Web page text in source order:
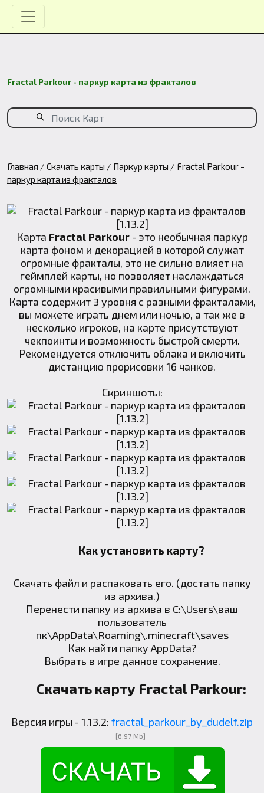
Fractal Parkour - паркур карта из фракталов
Главная Скачать карты Паркур карты
Fractal Parkour -
паркур карта из фракталов
Карта Fractal Parkour- это необычная паркур
карта фоном и декорацией в которой служат
огромные фракталы, это не сильно влияет на
геймплей карты, но позволяет наслаждаться
огромными красивыми правильными фигурами.
Карта содержит 3 уровня с разными фракталами,
вы можете играть днем или ночью, а так же в
несколько игроков, на карте присутствуют
чекпоинты и возможность быстрой смерти.
Рекомендуется отключить облака и включить
дистанцию прорисовки 16 чанков.
Скриншоты:
Как установить карту?
Скачать файл и распаковать его. (достать папку
из архива.)
Перенести папку из архива в C:\Users\ваш
пользователь
пк\AppData\Roaming\.minecraft\saves
Как найти папку AppData?
Выбрать в игре данное сохранение.
Скачать карту Fractal Parkour:
Версия игры - 1.13.2: fractal_parkour_by_dudelf.zip
[6,97 Mb]